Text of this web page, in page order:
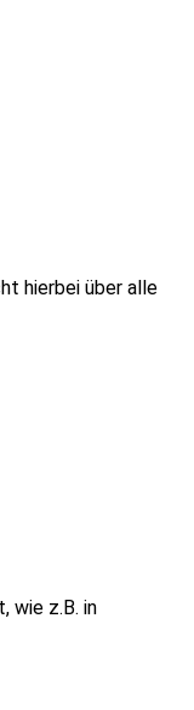
hierbei über alle
wie z.B. in